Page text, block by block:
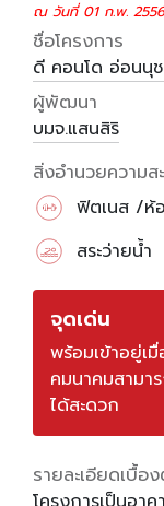
ณ วันที่ 01 ก.พ. 2556
ชื่อโครงการ
ดี คอนโด อ่อนนุ
ผู้พัฒนา
บมจ.แสนสิริ
สิ่งอำนวยความส
ฟิตเนส /ห้
กำลังกาย
สระว่ายน้ำ
จุดเด่น
พร้อมเข้าอยู่เมื่
คมนาคมสามา
ได้สะดวก
รายละเอียดเบื้อ